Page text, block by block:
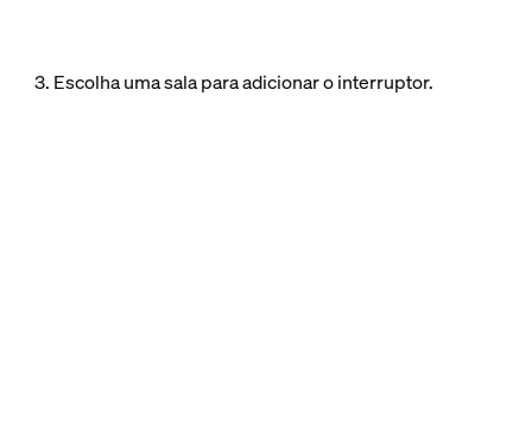
3. Escolha uma sala para adicionar o interruptor.